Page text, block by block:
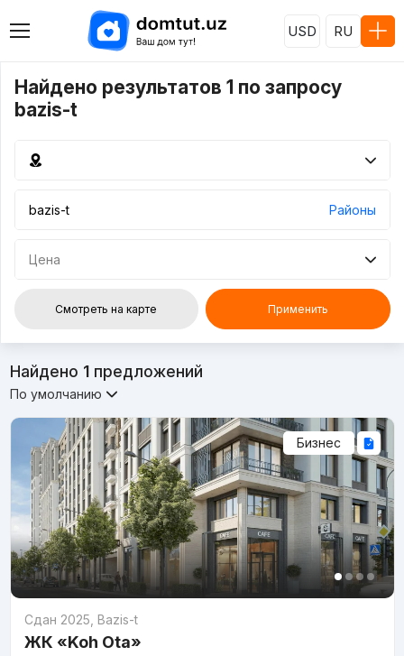
USD RU
Найдено результатов 1 по запросу
bazis-t
Районы
Цена
Смотреть на карте Применить
Найдено 1предложений
По умолчанию
Бизнес
Сдан 2025 Bazis-t
ЖК «Koh Ota»